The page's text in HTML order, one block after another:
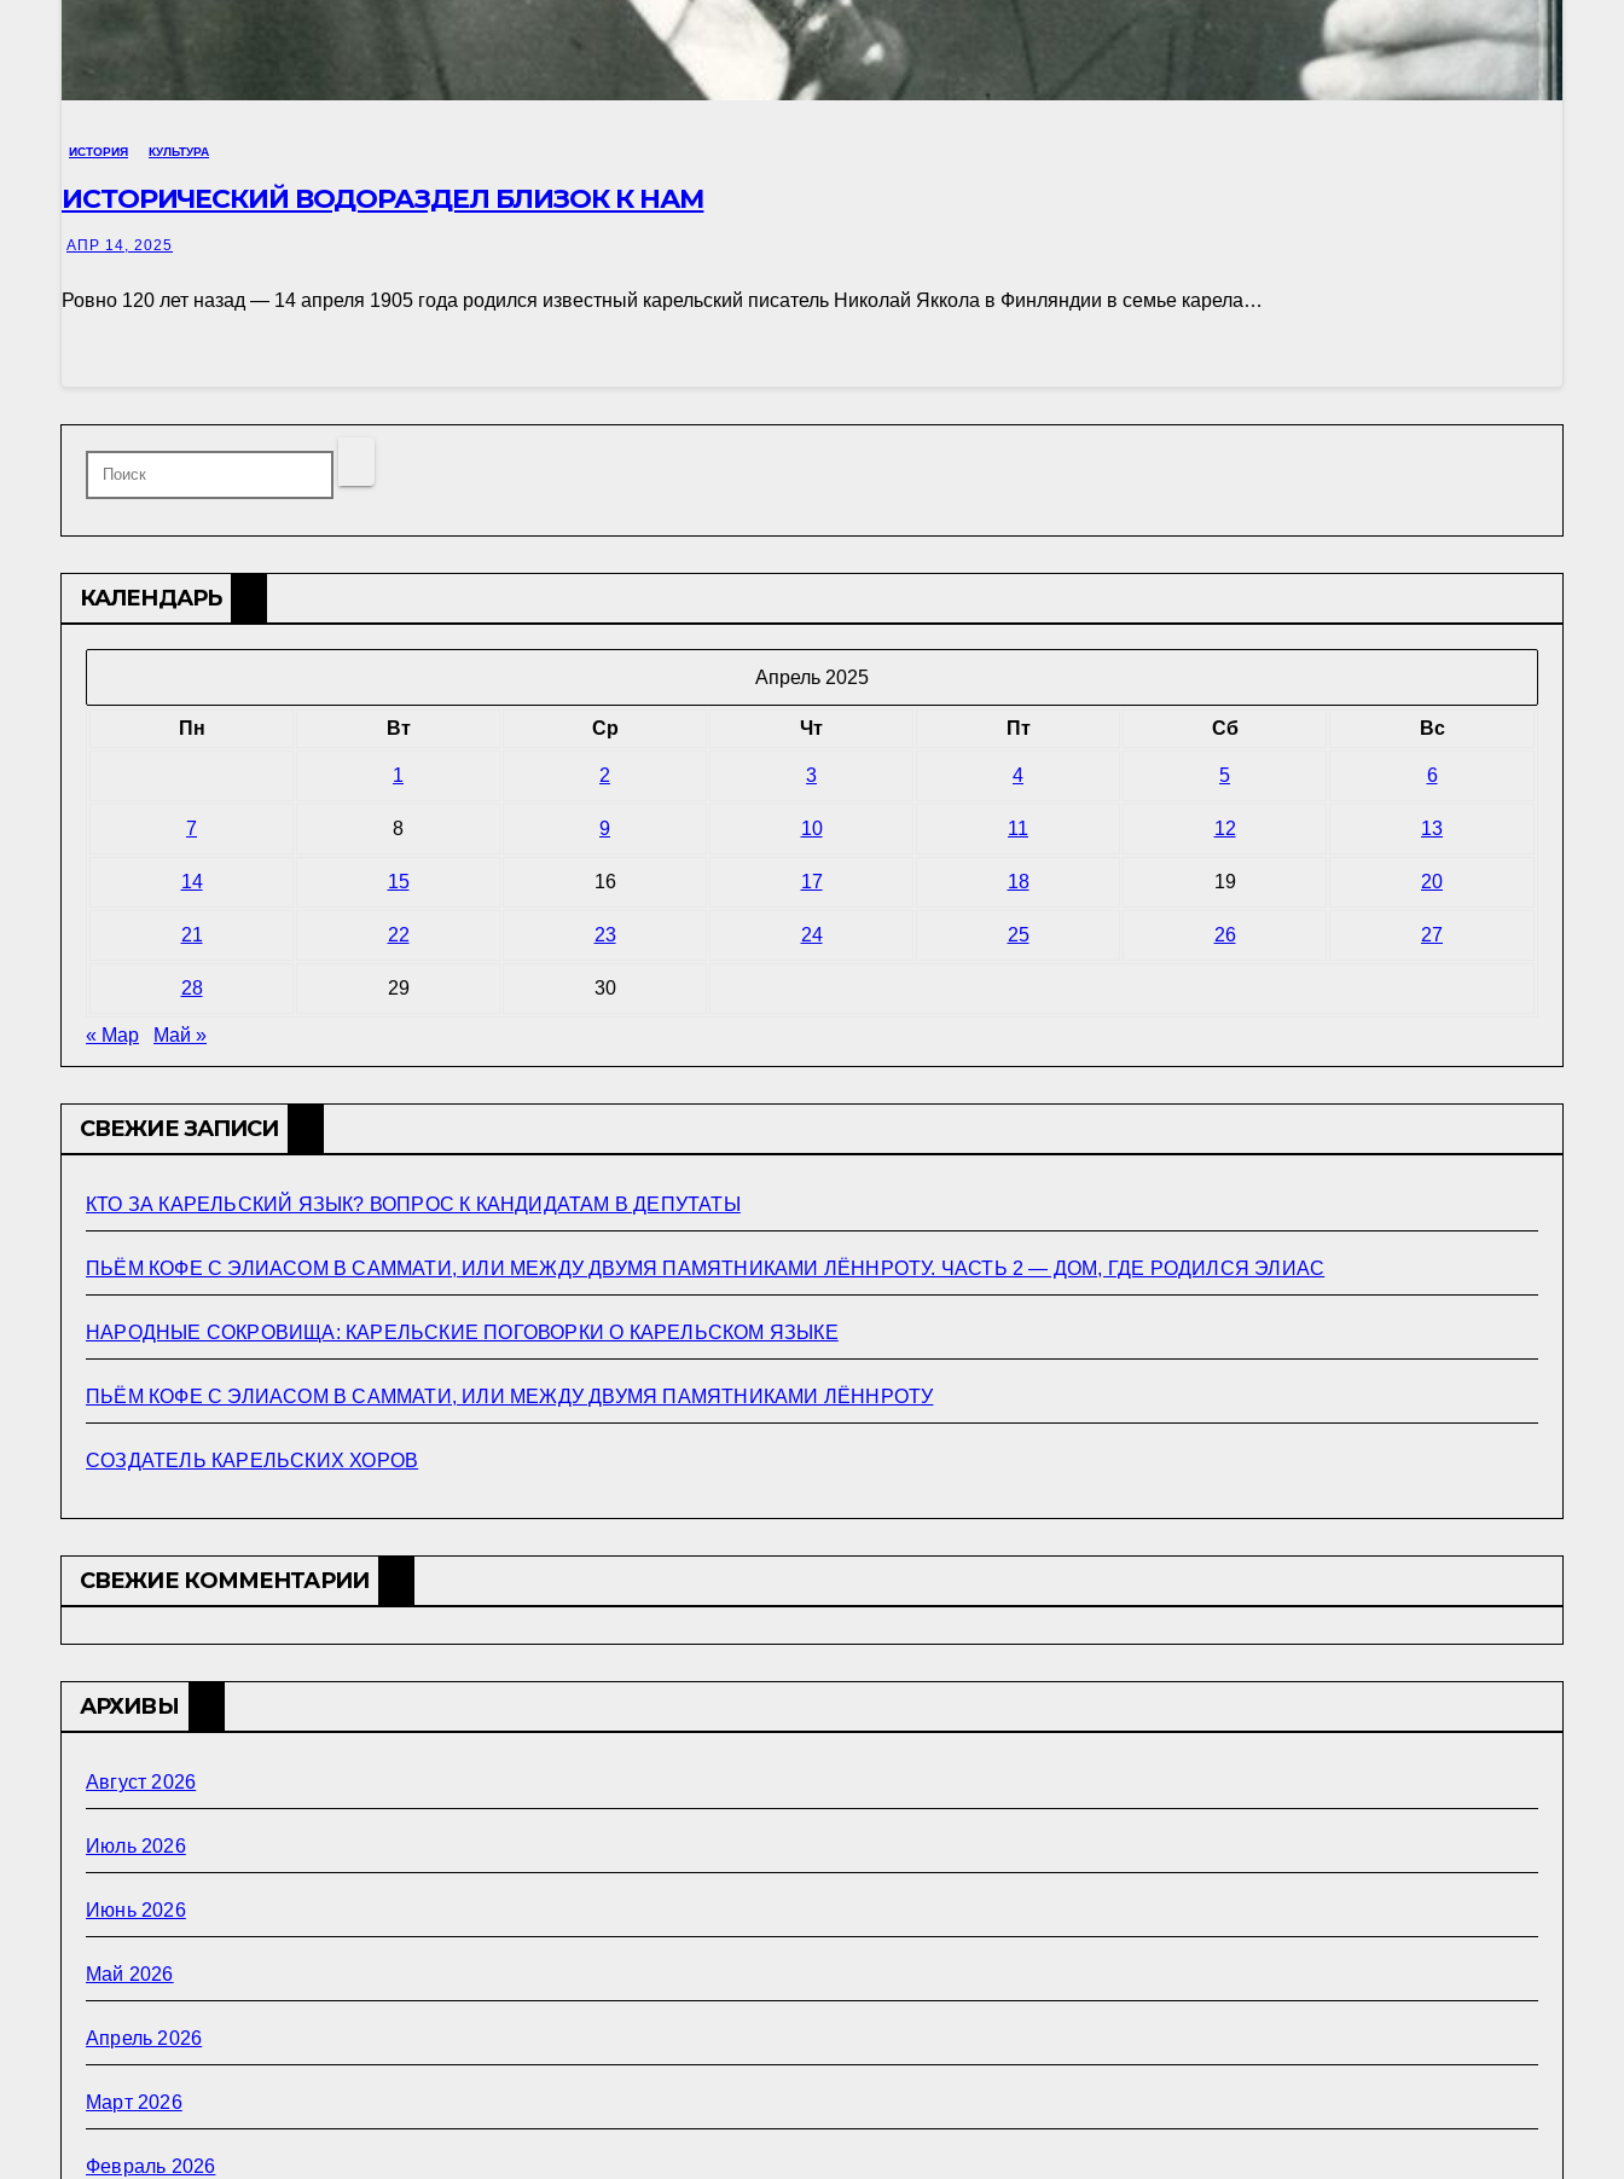
ИСТОРИЯ КУЛЬТУРА
ИСТОРИЧЕСКИЙ ВОДОРАЗДЕЛ БЛИЗОК К НАМ
АПР 14, 2025
Ровно 120 лет назад — 14 апреля 1905 года родился известный карельский писатель Николай Яккола в Финляндии в семье карела…
КАЛЕНДАРЬ
Апрель 2025
Пн Вт Ср Чт Пт Сб Вс
1 2 3 4 5 6
7 8 9 10 11 12 13
14 15 16 17 18 19 20
21 22 23 24 25 26 27
28 29 30
« Мар Май »
СВЕЖИЕ ЗАПИСИ
КТО ЗА КАРЕЛЬСКИЙ ЯЗЫК? ВОПРОС К КАНДИДАТАМ В ДЕПУТАТЫ
ПЬЁМ КОФЕ С ЭЛИАСОМ В САММАТИ, ИЛИ МЕЖДУ ДВУМЯ ПАМЯТНИКАМИ ЛЁННРОТУ. ЧАСТЬ 2 — ДОМ, ГДЕ РОДИЛСЯ ЭЛИАС
НАРОДНЫЕ СОКРОВИЩА: КАРЕЛЬСКИЕ ПОГОВОРКИ О КАРЕЛЬСКОМ ЯЗЫКЕ
ПЬЁМ КОФЕ С ЭЛИАСОМ В САММАТИ, ИЛИ МЕЖДУ ДВУМЯ ПАМЯТНИКАМИ ЛЁННРОТУ
СОЗДАТЕЛЬ КАРЕЛЬСКИХ ХОРОВ
СВЕЖИЕ КОММЕНТАРИИ
АРХИВЫ
Август 2026
Июль 2026
Июнь 2026
Май 2026
Апрель 2026
Март 2026
Февраль 2026